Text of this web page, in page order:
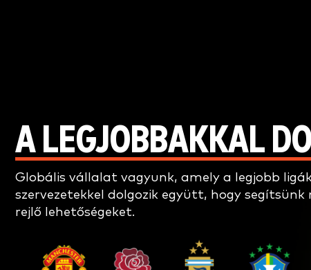
A LEGJOBBAKKAL
Globális vállalat vagyunk, amely a legjobb
szervezetekkel dolgozik együtt, hogy
rejlő lehetőségeket.